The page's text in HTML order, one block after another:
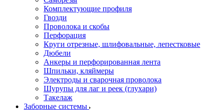
Комплектующие профиля
Гвозди
Проволока и скобы
Перфорация
Круги отрезные, шлифовальные, лепестковые
Дюбели
Анкеры и перфорированная лента
Шпильки, кляймеры
Электроды и сварочная проволока
Шурупы для лаг и реек (глухари)
Такелаж
Заборные системы